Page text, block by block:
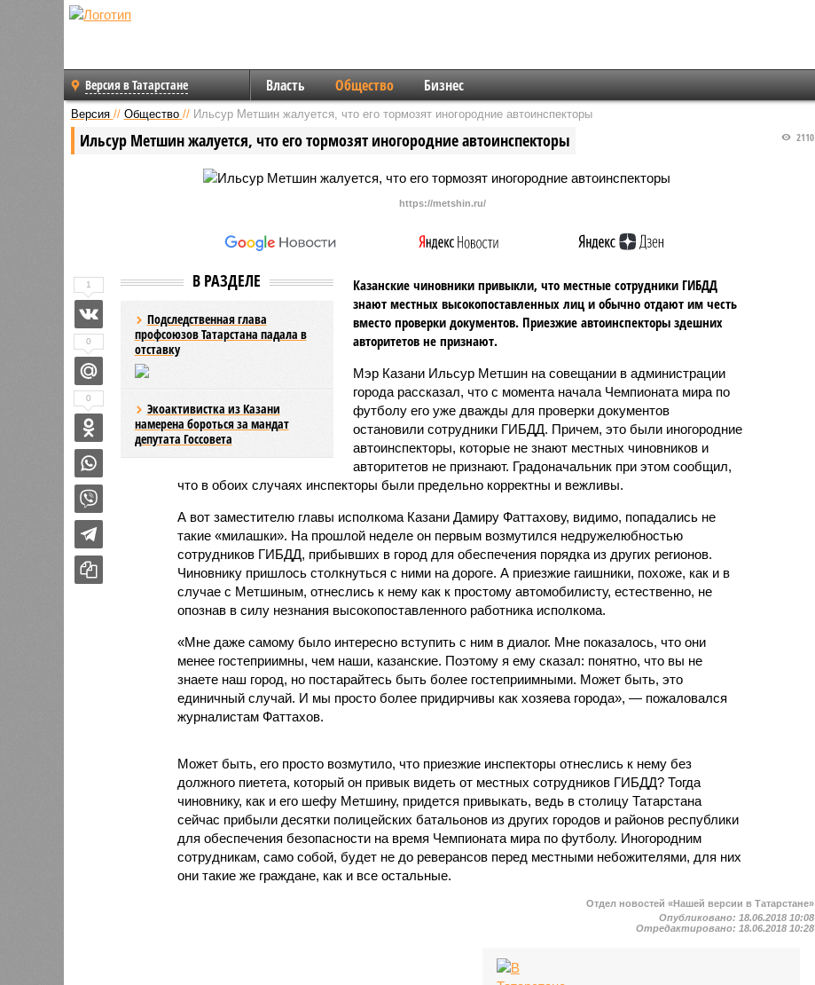
Версия в Татарстане Власть Общество Бизнес
Версия // Общество // Ильсур Метшин жалуется, что его тормозят иногородние автоинспекторы
Ильсур Метшин жалуется, что его тормозят иногородние автоинспекторы 2110
https://metshin.ru/
В РАЗДЕЛЕ
Подследственная глава
профсоюзов Татарстана падала в
отставку
Экоактивистка из Казани
намерена бороться за мандат
депутата Госсовета
Казанские чиновники привыкли, что местные сотрудники ГИБДД
знают местных высокопоставленных лиц и обычно отдают им честь
вместо проверки документов. Приезжие автоинспекторы здешних
авторитетов не признают.
Мэр Казани Ильсур Метшин на совещании в администрации
города рассказал, что с момента начала Чемпионата мира по
футболу его уже дважды для проверки документов
остановили сотрудники ГИБДД. Причем, это были иногородние
автоинспекторы, которые не знают местных чиновников и
авторитетов не признают. Градоначальник при этом сообщил,
что в обоих случаях инспекторы были предельно корректны и вежливы.
А вот заместителю главы исполкома Казани Дамиру Фаттахову, видимо, попадались не
такие «милашки». На прошлой неделе он первым возмутился недружелюбностью
сотрудников ГИБДД, прибывших в город для обеспечения порядка из других регионов.
Чиновнику пришлось столкнуться с ними на дороге. А приезжие гаишники, похоже, как и в
случае с Метшиным, отнеслись к нему как к простому автомобилисту, естественно, не
опознав в силу незнания высокопоставленного работника исполкома.
«Мне даже самому было интересно вступить с ним в диалог. Мне показалось, что они
менее гостеприимны, чем наши, казанские. Поэтому я ему сказал: понятно, что вы не
знаете наш город, но постарайтесь быть более гостеприимными. Может быть, это
единичный случай. И мы просто более придирчивы как хозяева города», — пожаловался
журналистам Фаттахов.
Может быть, его просто возмутило, что приезжие инспекторы отнеслись к нему без
должного пиетета, который он привык видеть от местных сотрудников ГИБДД? Тогда
чиновнику, как и его шефу Метшину, придется привыкать, ведь в столицу Татарстана
сейчас прибыли десятки полицейских батальонов из других городов и районов республики
для обеспечения безопасности на время Чемпионата мира по футболу. Иногородним
сотрудникам, само собой, будет не до реверансов перед местными небожителями, для них
они такие же граждане, как и все остальные.
1
0
0
Отдел новостей «Нашей версии в Татарстане»
Опубликовано: 18.06.2018 10:08
Отредактировано: 18.06.2018 10:28